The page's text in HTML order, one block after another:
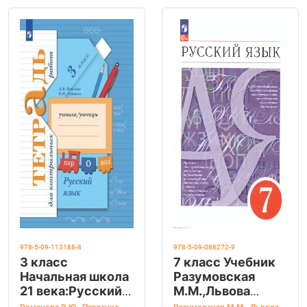
978-5-09-113188-8
3 класс
Начальная школа
21 века:Русский
978-5-09-088272-9
7 класс Учебник
Разумовская
М.М.,Львова